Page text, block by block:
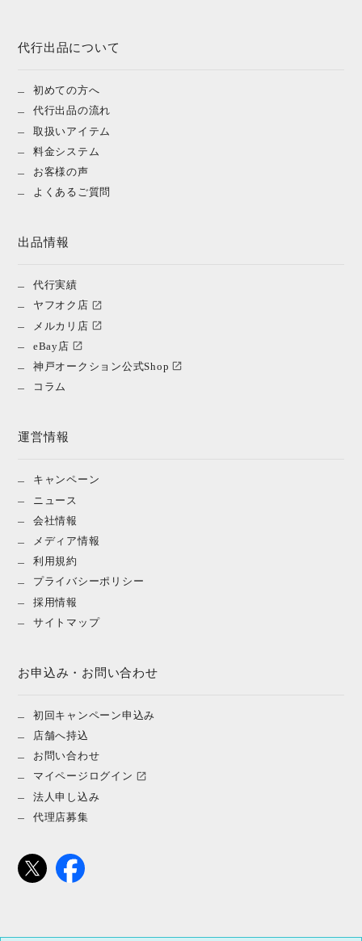
代行出品について
初めての方へ
代行出品の流れ
取扱いアイテム
料金システム
お客様の声
よくあるご質問
出品情報
代行実績
ヤフオク店
メルカリ店
eBay店
神戸オークション公式Shop
コラム
運営情報
キャンペーン
ニュース
会社情報
メディア情報
利用規約
プライバシーポリシー
採用情報
サイトマップ
お申込み・お問い合わせ
初回キャンペーン申込み
店舗へ持込
お問い合わせ
マイページログイン
法人申し込み
代理店募集